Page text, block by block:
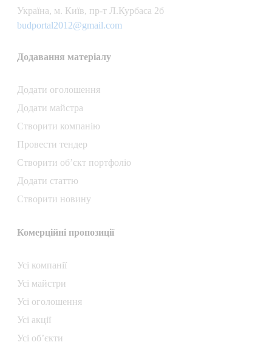
Українa, м. Київ, пр-т Л.Курбаса 2б
budportal2012@gmail.com
Додавання матеріалу
Додати oголошення
Додати майстра
Створити компанiю
Провести тендер
Створити об’єкт портфоліо
Додати статтю
Створити новину
Комерційні пропозиції
Усі компанії
Усі майстри
Усі оголошення
Усі акції
Усі об’єкти